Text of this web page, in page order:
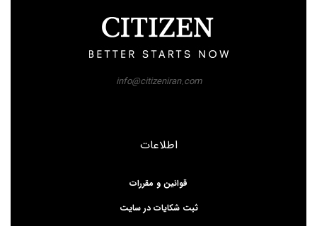
info@citizeniran.com
اطلاعات
قوانین و مقررات
ثبت شکایات در سایت